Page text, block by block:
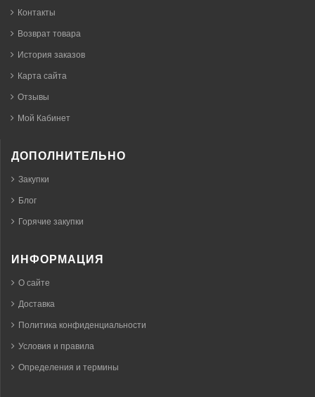
Контакты
Возврат товара
История заказов
Карта сайта
Отзывы
Мой Кабинет
ДОПОЛНИТЕЛЬНО
Закупки
Блог
Горячие закупки
ИНФОРМАЦИЯ
О сайте
Доставка
Политика конфиденциальности
Условия и правила
Определения и термины